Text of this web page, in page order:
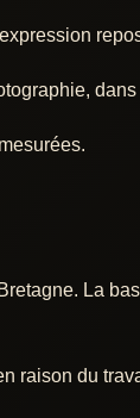
La
raison du